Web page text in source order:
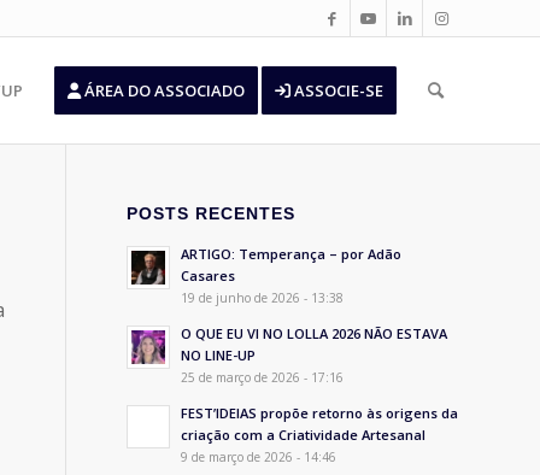
ÁREA DO ASSOCIADO ASSOCIE-SE
POSTS RECENTES
ARTIGO: Temperança – por Adão
Casares
19 de junho de 2026 - 13:38
O QUE EU VI NO LOLLA 2026 NÃO ESTAVA
NO LINE-UP
25 de março de 2026 - 17:16
FEST’IDEIAS propõe retorno às origens da
criação com a Criatividade Artesanal
9 de março de 2026 - 14:46